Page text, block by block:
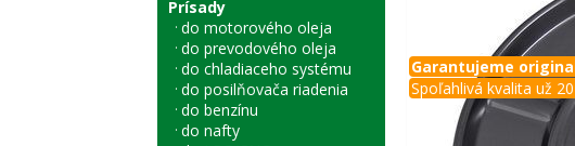
Prísady
do motorového oleja
do prevodového oleja
do chladiaceho systému
do posilňovača riadenia
do benzínu
do nafty
Garantujeme
Spoľahlivá kvalita už